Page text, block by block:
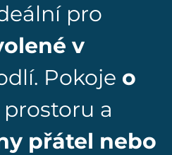
pro
v
Pokoje o
a
přátel nebo